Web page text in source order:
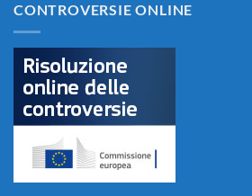
CONTROVERSIE ONLINE